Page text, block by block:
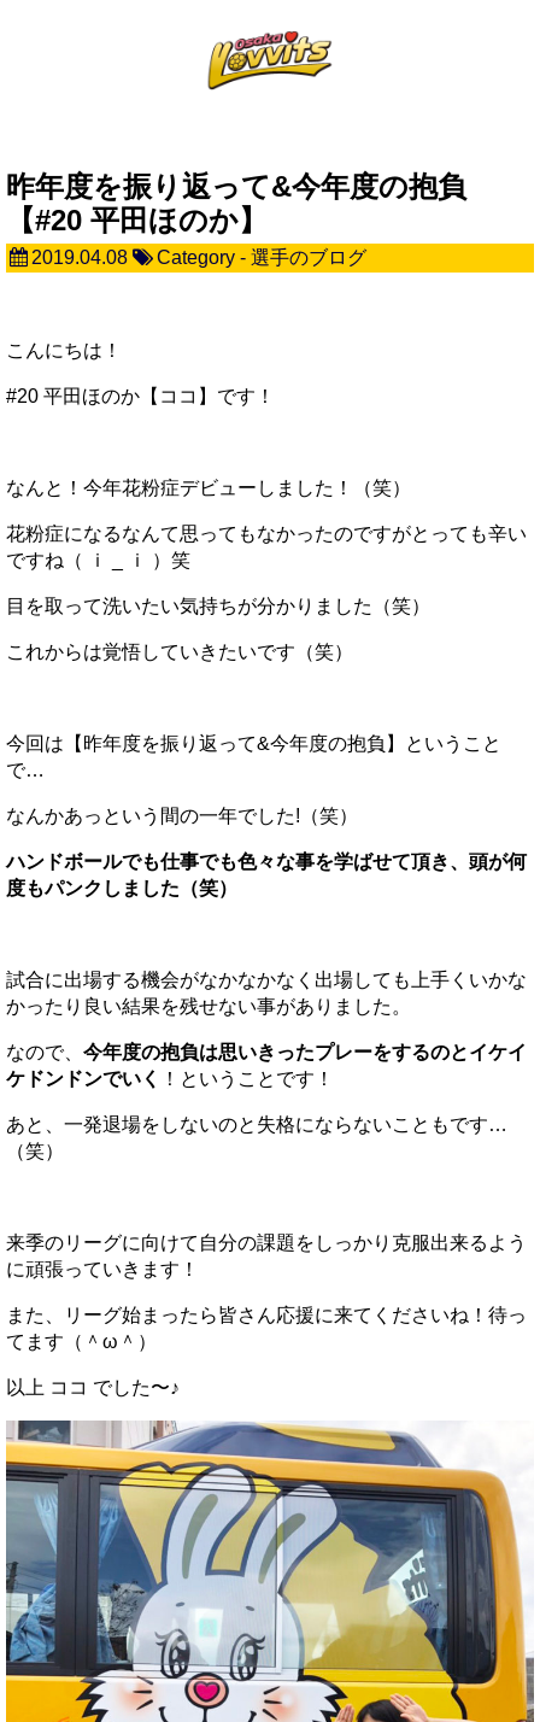
昨年度を振り返って&今年度の抱負
【#20 平田ほのか】
2019.04.08 Category - 選手のブログ
こんにちは！
#20 平田ほのか【ココ】です！
なんと！今年花粉症デビューしました！（笑）
花粉症になるなんて思ってもなかったのですがとっても辛い
ですね（ ｉ _ ｉ ）笑
目を取って洗いたい気持ちが分かりました（笑）
これからは覚悟していきたいです（笑）
今回は【昨年度を振り返って&今年度の抱負】ということ
で…
なんかあっという間の一年でした!（笑）
ハンドボールでも仕事でも色々な事を学ばせて頂き、頭が何
度もパンクしました（笑）
試合に出場する機会がなかなかなく出場しても上手くいかな
かったり良い結果を残せない事がありました。
なので、 今年度の抱負は思いきったプレーをするのとイケイ
ケドンドンでいく
！ということです！
あと、一発退場をしないのと失格にならないこともです…
（笑）
来季のリーグに向けて自分の課題をしっかり克服出来るよう
に頑張っていきます！
また、リーグ始まったら皆さん応援に来てくださいね！待っ
てます（＾ω＾）
以上 ココ でした〜♪